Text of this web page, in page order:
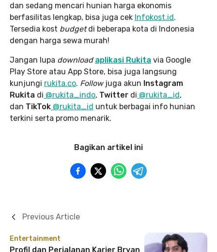
dan sedang mencari hunian harga ekonomis
berfasilitas lengkap, bisa juga cek Infokost.id.
Tersedia kost budgetdi beberapa kota di Indonesia
dengan harga sewa murah!
Jangan lupa download aplikasi Rukita via Google
Play Store atau App Store, bisa juga langsung
kunjungi rukita.co. Followjuga akun Instagram
Rukita di @rukita_indo, Twitter di @rukita_id,
dan TikTok @rukita_id untuk berbagai info hunian
terkini serta promo menarik.
Bagikan artikel ini
Entertainment
Profil dan Perjalanan Karier Bryan
Previous Article